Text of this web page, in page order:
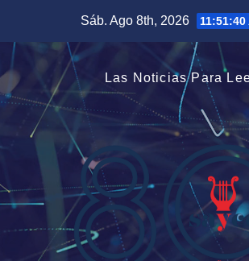
contenido
Sáb. Ago 8th, 2026 11:51:41
Las Noticias Para